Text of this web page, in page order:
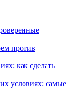
против
как сделать
условиях: самые